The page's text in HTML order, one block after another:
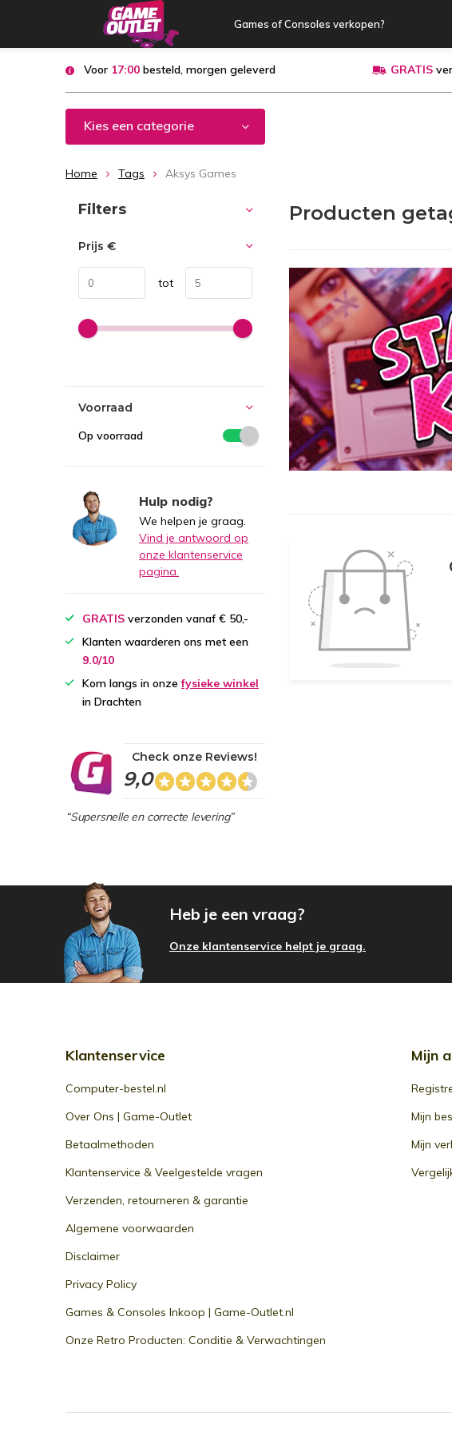
Games of Consoles verkopen?
Voor 17:00 besteld, morgen geleverd GRATIS
Kies een categorie
Home Tags Aksys Games
Producten
Sorteren op:
Filters
Prijs €
tot
Voorraad
Op voorraad
Hulp nodig?
We helpen je graag.
Vind je antwoord op
onze klantenservice
pagina.
GRATIS verzonden vanaf € 50,-
Klanten waarderen ons met een
9.0/10
Kom langs in onzefysieke winkel
in Drachten
9,0
Check onze Reviews!
“Supersnelle en correcte levering”
Heb je een vraag?
Onze klantenservice helpt je graag.
Klantenservice
Computer-bestel.nl
Over Ons | Game-Outlet
Betaalmethoden
Klantenservice & Veelgestelde vragen
Verzenden, retourneren & garantie
Algemene voorwaarden
Disclaimer
Privacy Policy
Games & Consoles Inkoop | Game-Outlet.nl
Onze Retro Producten: Conditie & Verwachtingen
Mijn
Mijn
Mijn